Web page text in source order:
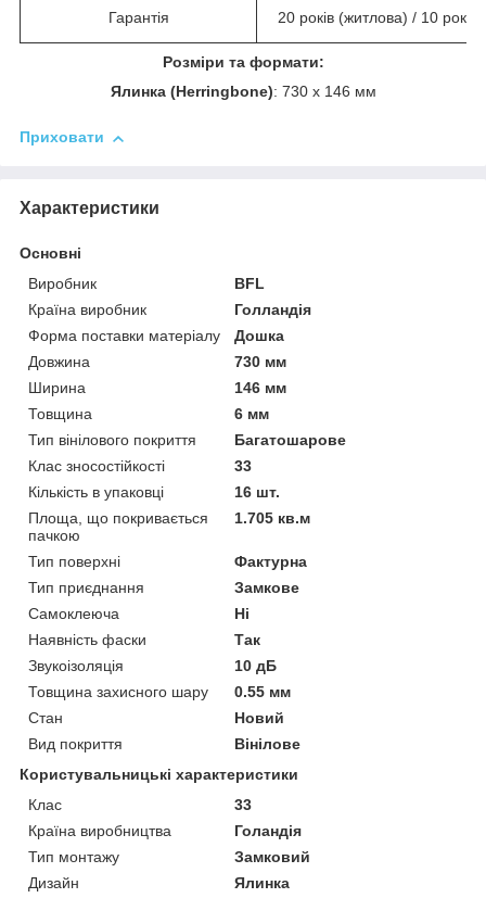
Гарантія 20 років (житлова) / 10 років
Розміри та формати:
Ялинка (Herringbone): 730 x 146 мм
Приховати
Характеристики
Основні
Виробник
BFL
Країна виробник
Голландія
Форма поставки матеріалу
Дошка
Довжина
730 мм
Ширина
146 мм
Товщина
6 мм
Тип вінілового покриття
Багатошарове
Клас зносостійкості
33
Кількість в упаковці
16 шт.
Площа, що покривається
пачкою
1.705 кв.м
Тип поверхні
Фактурна
Тип приєднання
Замкове
Самоклеюча
Ні
Наявність фаски
Так
Звукоізоляція
10 дБ
Товщина захисного шару
0.55 мм
Стан
Новий
Вид покриття
Вінілове
Користувальницькі характеристики
Клас
33
Країна виробництва
Голандія
Тип монтажу
Замковий
Дизайн
Ялинка